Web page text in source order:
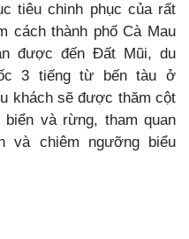
tiêu chinh phục của rất
cách thành phố Cà Mau
được đến Đất Mũi, du
3 tiếng từ bến tàu ở
khách sẽ được thăm cột
và rừng, tham quan
và chiêm ngưỡng biểu